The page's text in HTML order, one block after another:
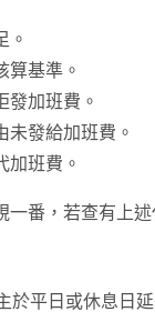
。
算基準。
發加班費。
未發給加班費。
加班費。
一番，若查有上
於平日或休息日